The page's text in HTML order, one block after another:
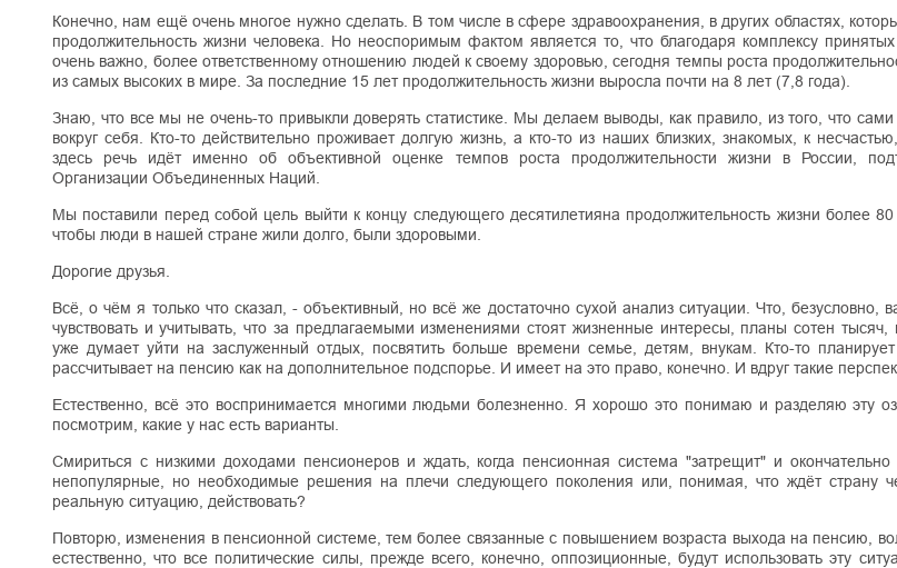
Конечно, нам ещё очень многое нужно сделать. В том числе в сфере здравоохранения, в других областях,
продолжительность жизни человека. Но неоспоримым фактом является то, что благодаря комплексу
очень важно, более ответственному отношению людей к своему здоровью, сегодня темпы роста
из самых высоких в мире. За последние 15 лет продолжительность жизни выросла почти на 8 лет (7,8 года).
Знаю, что все мы не очень-то привыкли доверять статистике. Мы делаем выводы, как правило, из того, что
вокруг себя. Кто-то действительно проживает долгую жизнь, а кто-то из наших близких, знакомых, к
здесь речь идёт именно об объективной оценке темпов роста продолжительности жизни в России,
Организации Объединенных Наций.
Мы поставили перед собой цель выйти к концу следующего десятилетияна продолжительность жизни более
чтобы люди в нашей стране жили долго, были здоровыми.
Дорогие друзья.
Всё, о чём я только что сказал, - объективный, но всё же достаточно сухой анализ ситуации. Что,
чувствовать и учитывать, что за предлагаемыми изменениями стоят жизненные интересы, планы сотен
уже думает уйти на заслуженный отдых, посвятить больше времени семье, детям, внукам. Кто-то планирует
рассчитывает на пенсию как на дополнительное подспорье. И имеет на это право, конечно. И вдруг такие
Естественно, всё это воспринимается многими людьми болезненно. Я хорошо это понимаю и разделяю эту
посмотрим, какие у нас есть варианты.
Смириться с низкими доходами пенсионеров и ждать, когда пенсионная система "затрещит" и окончательно
непопулярные, но необходимые решения на плечи следующего поколения или, понимая, что ждёт страну
реальную ситуацию, действовать?
Повторю, изменения в пенсионной системе, тем более связанные с повышением возраста выхода на пенсию,
естественно, что все политические силы, прежде всего, конечно, оппозиционные, будут использовать эту